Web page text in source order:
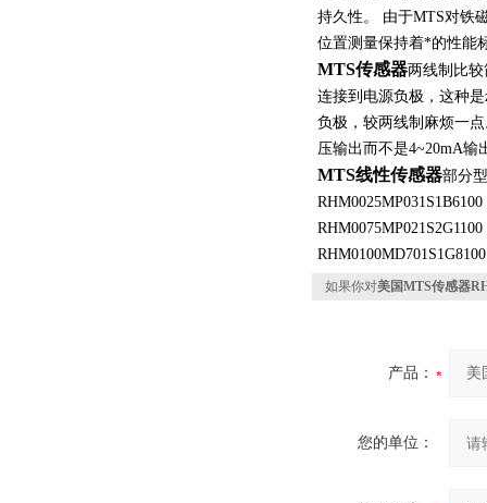
持久性。 由于MTS对铁
位置测量保持着*的性能
MTS传感器两线制比
连接到电源负极，这种
负极，较两线制麻烦一
压输出而不是4~20mA输
MTS线性传感器部分
如果你对美国MTS传感器
产品：
您的单位：